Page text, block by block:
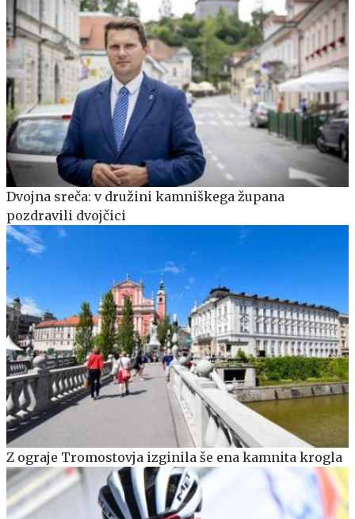
Dvojna sreča: v družini kamniškega župana
pozdravili dvojčici
Z ograje Tromostovja izginila še ena kamnita krogla